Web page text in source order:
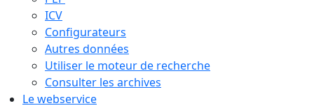
ICV
Configurateurs
Autres données
Utiliser le moteur de recherche
Consulter les archives
Le webservice